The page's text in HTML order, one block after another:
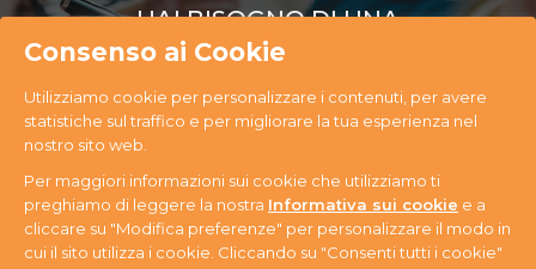
HAI BISOGNO DI UNA
CONSULENZA
SCOPRI DI PIÙ
PR Ecology S.r.l. Via Antonini, 14 - 33074
Consenso ai Cookie
Utilizziamo cookie per personalizzare i contenuti, per avere
statistiche sul traffico e per migliorare la tua esperienza nel
nostro sito web.
Per maggiori informazioni sui cookie che utilizziamo ti
preghiamo di leggere la nostra Informativa sui cookie e a
cliccare su "Modifica preferenze" per personalizzare il modo in
cui il sito utilizza i cookie. Cliccando su "Consenti tutti i cookie"